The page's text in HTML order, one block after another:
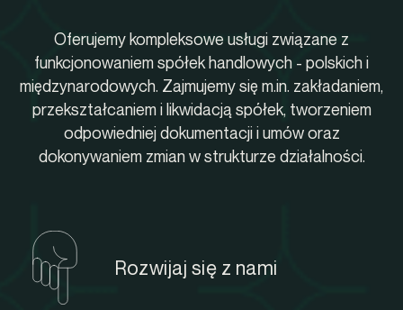
Rozwijaj się z nami
Oferujemy kompleksowe usługi związane z
funkcjonowaniem spółek handlowych - polskich i
międzynarodowych. Zajmujemy się m.in. zakładaniem,
przekształcaniem i likwidacją spółek, tworzeniem
odpowiedniej dokumentacji i umów oraz
dokonywaniem zmian w strukturze działalności.